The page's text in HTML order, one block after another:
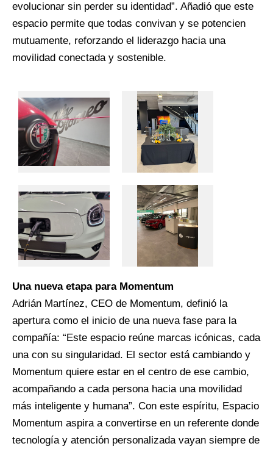
evolucionar sin perder su identidad”. Añadió que este
espacio permite que todas convivan y se potencien
mutuamente, reforzando el liderazgo hacia una
movilidad conectada y sostenible.
Una nueva etapa para Momentum
Adrián Martínez, CEO de Momentum, definió la
apertura como el inicio de una nueva fase para la
compañía: “Este espacio reúne marcas icónicas, cada
una con su singularidad. El sector está cambiando y
Momentum quiere estar en el centro de ese cambio,
acompañando a cada persona hacia una movilidad
más inteligente y humana”. Con este espíritu, Espacio
Momentum aspira a convertirse en un referente donde
tecnología y atención personalizada vayan siempre de